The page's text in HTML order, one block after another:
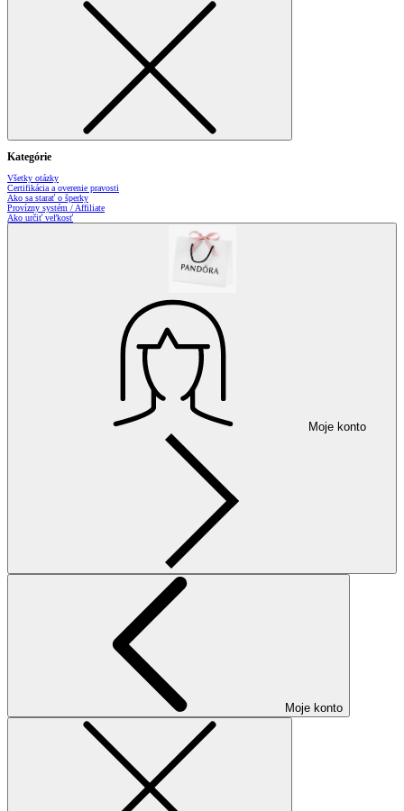
Kategórie
Všetky otázky
Certifikácia a overenie pravosti
Ako sa starať o šperky
Provízny systém / Affiliate
Ako určiť veľkosť
Moje konto
Moje konto